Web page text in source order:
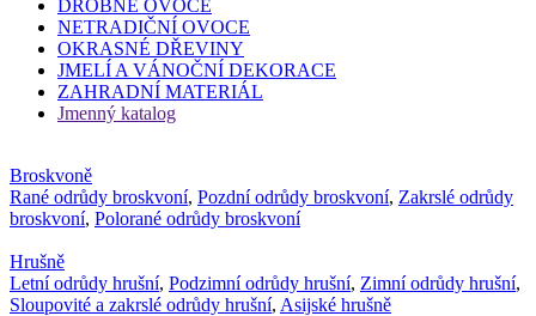
DROBNÉ OVOCE
NETRADIČNÍ OVOCE
OKRASNÉ DŘEVINY
JMELÍ A VÁNOČNÍ DEKORACE
ZAHRADNÍ MATERIÁL
Jmenný katalog
Broskvoně
Rané odrůdy broskvoní, Pozdní odrůdy broskvoní, Zakrslé odrůdy
broskvoní, Polorané odrůdy broskvoní
Hrušně
Letní odrůdy hrušní, Podzimní odrůdy hrušní, Zimní odrůdy hrušní,
Sloupovité a zakrslé odrůdy hrušní, Asijské hrušně